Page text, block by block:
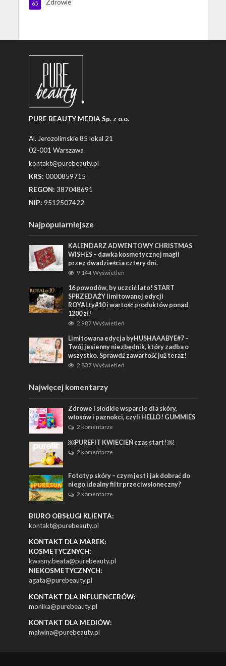
Zdrowie
65
PURE BEAUTY MEDIA Sp. z o.o.
Al. Jerozolimskie 85 lokal 21
02-001 Warszawa
kontakt@purebeauty.pl
KRS: 0000859715
REGON: 387048691
NIP: 9512507422
Najpopularniejsze
KALENDARZ ADWENTOWY CHRISTMAS
WISHES – dawka kosmetycznej magii
przez dwadzieścia cztery dni.
9 144 Wyświetleń
16 powodów, by uczcić lato! START
SPRZEDAŻY limitowanej edycji
ROYALty#10 i wartość produktów ponad
1200 zł!
2 987 Wyświetleń
Limitowana edycja byHUSHAAABYE#7 –
Twój jesienny niezbędnik, który zadba o
wszystko. Sprawdź zawartość już teraz!
2 837 Wyświetleń
Najwięcej komentarzy
Zdrowe i słodkie wsparcie dla skóry,
włosów i paznokci, czyli HELLO! GUMMIES
2 komentarze
￼PUREFIT KWIECIEŃ czas start! ￼
2 komentarze
Fototyp skóry – czym jest i jak dobrać do
niego idealny filtr przeciwsłoneczny?
2 komentarze
BIURO OBSŁUGI KLIENTA:
kontakt@purebeauty.pl
KONTAKT DLA MAREK:
KOSMETYCZNYCH:
kwasny.beata@purebeauty.pl
NIEKOSMETYCZNYCH:
agata@purebeauty.pl
KONTAKT DLA INFLUENCERÓW:
monika@purebeauty.pl
KONTAKT DLA MEDIÓW:
malwina@purebeauty.pl